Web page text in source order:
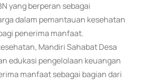
yang berperan sebagai
dalam pemantauan kesehatan
penerima manfaat.
Mandiri Sahabat Desa
edukasi pengelolaan keuangan
manfaat sebagai bagian dari